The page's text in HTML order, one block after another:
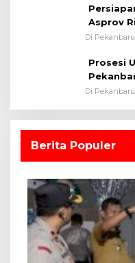
Asprov
Di Pekanbaru
Prosesi
Dalam
Di Pekanbaru
Berita Populer